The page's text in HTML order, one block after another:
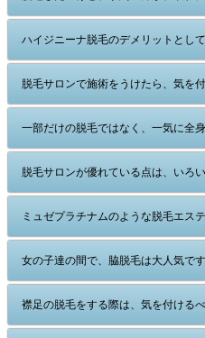
ハイジニーナ脱毛のデメリットとし
脱毛サロンで施術をうけたら、気を
一部だけの脱毛ではなく、一気に全身
脱毛サロンが優れている点は、いろ
ミュゼプラチナムのような脱毛エス
女の子達の間で、脇脱毛は大人気で
襟足の脱毛をする際は、気を付ける